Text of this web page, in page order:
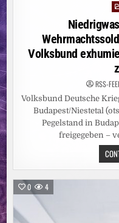
Volksbund
RSS-
Volksbund Deutsche
Budapest/Niestetal
Pegelstand in
freigegeben –
0 4